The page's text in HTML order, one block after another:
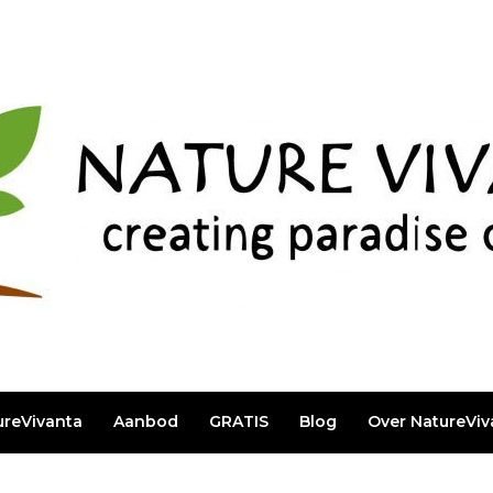
Aanbod GRATIS Blog Over